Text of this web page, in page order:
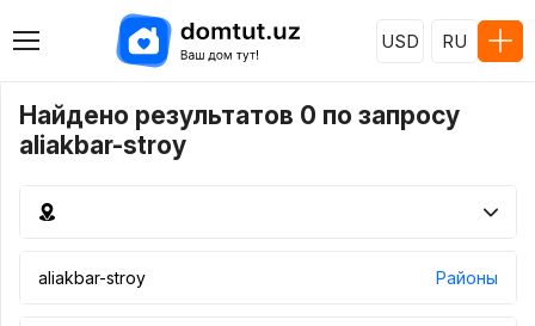
USD RU
Найдено результатов 0 по запросу
aliakbar-stroy
Районы